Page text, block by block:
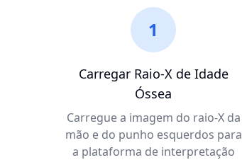
1
Carregar Raio-X de Idade
Óssea
Carregue a imagem do raio-X da
mão e do punho esquerdos para
a plataforma de interpretação